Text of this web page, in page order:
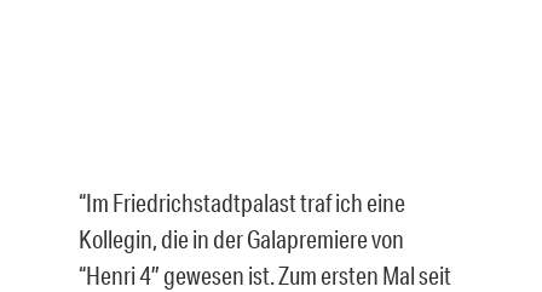
“Im Friedrichstadtpalast traf ich eine
Kollegin, die in der Galapremiere von
“Henri 4″ gewesen ist. Zum ersten Mal seit